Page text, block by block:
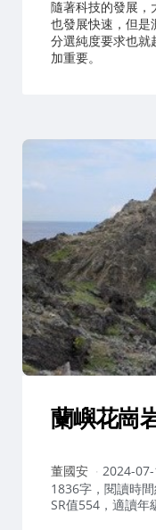
隨著科技的發展，
也發展快速，但是
分選純度要求也就
加重要。
蘭嶼花崗
作
者：
董國安
2024-
1836字，閱讀時
SR值554，適讀年